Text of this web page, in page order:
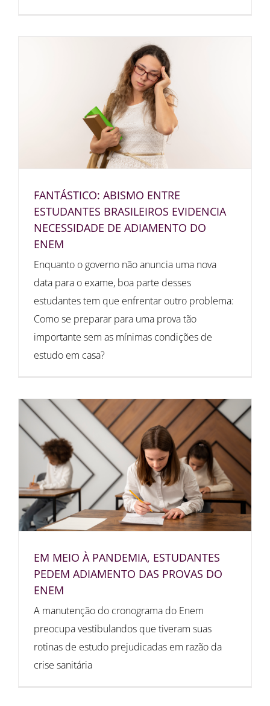
FANTÁSTICO: ABISMO ENTRE
ESTUDANTES BRASILEIROS EVIDENCIA
NECESSIDADE DE ADIAMENTO DO
ENEM
Enquanto o governo não anuncia uma nova
data para o exame, boa parte desses
estudantes tem que enfrentar outro problema:
Como se preparar para uma prova tão
importante sem as mínimas condições de
estudo em casa?
EM MEIO À PANDEMIA, ESTUDANTES
PEDEM ADIAMENTO DAS PROVAS DO
ENEM
A manutenção do cronograma do Enem
preocupa vestibulandos que tiveram suas
rotinas de estudo prejudicadas em razão da
crise sanitária